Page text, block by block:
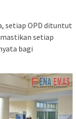
setiap OPD dituntut
setiap
bagi